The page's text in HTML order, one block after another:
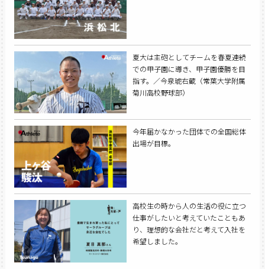
夏大は主砲としてチームを春夏連続
での甲子園に導き、甲子園優勝を目
指す。／今泉琥右蔵（常葉大学附属
菊川高校野球部）
今年届かなかった団体での全国総体
出場が目標。
高校生の時から人の生活の役に立つ
仕事がしたいと考えていたこともあ
り、理想的な会社だと考えて入社を
希望しました。